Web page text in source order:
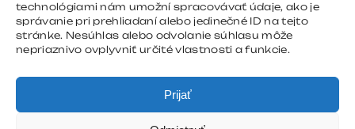
technológiami nám umožní spracovávať údaje, ako je
správanie pri prehliadaní alebo jedinečné ID na tejto
stránke. Nesúhlas alebo odvolanie súhlasu môže
nepriaznivo ovplyvniť určité vlastnosti a funkcie.
Prijať